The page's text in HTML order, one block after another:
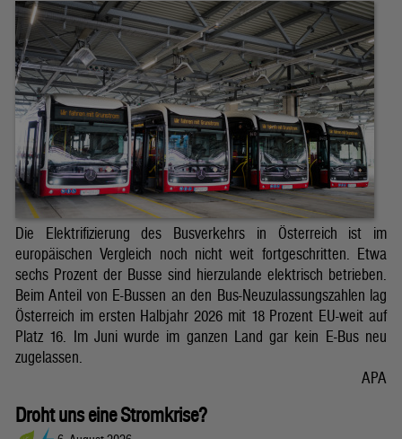
Die Elektrifizierung des Busverkehrs in Österreich ist im
europäischen Vergleich noch nicht weit fortgeschritten. Etwa
sechs Prozent der Busse sind hierzulande elektrisch betrieben.
Beim Anteil von E-Bussen an den Bus-Neuzulassungszahlen lag
Österreich im ersten Halbjahr 2026 mit 18 Prozent EU-weit auf
Platz 16. Im Juni wurde im ganzen Land gar kein E-Bus neu
zugelassen.
APA
Droht uns eine Stromkrise?